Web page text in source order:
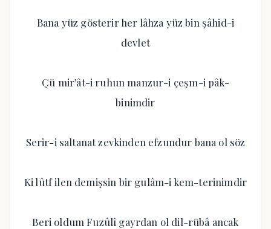
Bana yüz gösterir her lâhza yüz bin şâhid-i
devlet
Çü mir’ât-i ruhun manzur-i çeşm-i pâk-
binimdir
Serir-i saltanat zevkinden efzundur bana ol söz
Ki lûtf ilen demişsin bir gulâm-i kem-terinimdir
Beri oldum Fuzûlî gayrdan ol dil-rübâ ancak